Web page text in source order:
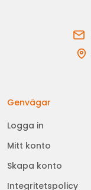
Genvägar
Logga in
Mitt konto
Skapa konto
Integritetspolicy